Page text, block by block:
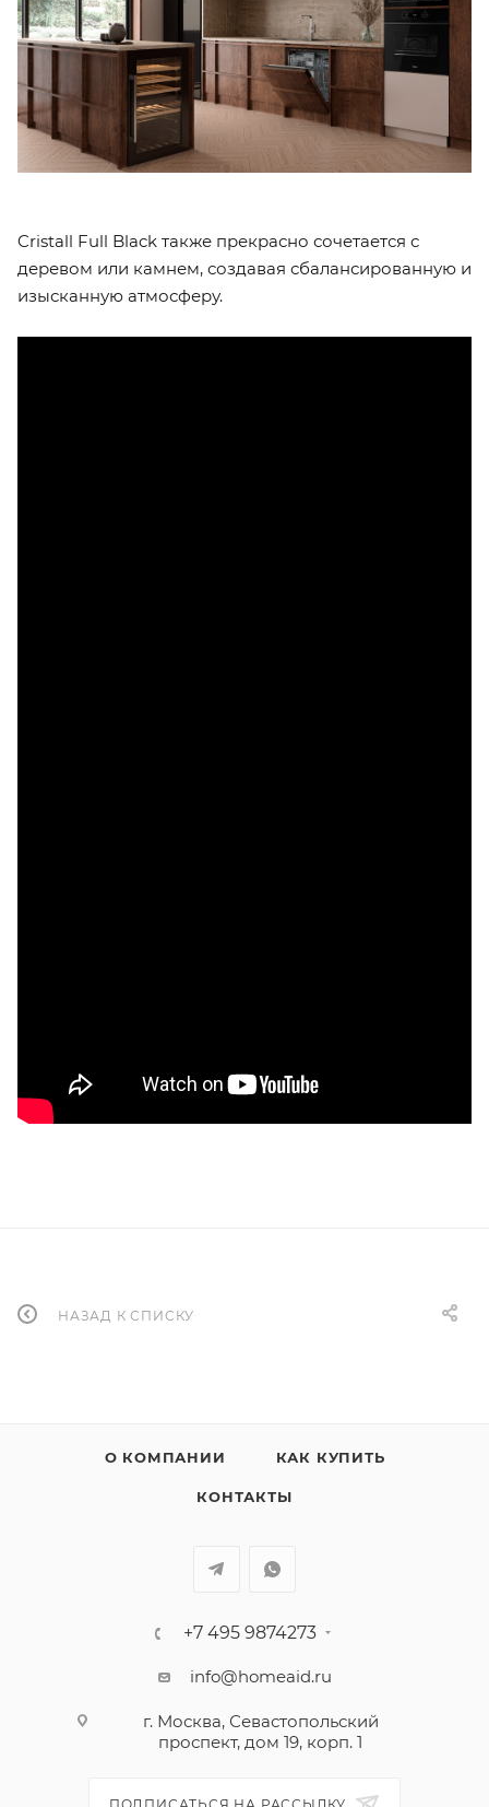
Cristall Full Black также прекрасно сочетается с
деревом или камнем, создавая сбалансированную и
изысканную атмосферу.
НАЗАД К СПИСКУ
О КОМПАНИИ КАК КУПИТЬ
КОНТАКТЫ
+7 495 9874273
info@homeaid.ru
г. Москва, Севастопольский
проспект, дом 19, корп. 1